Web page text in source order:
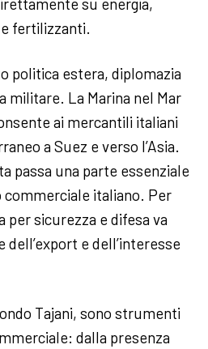
fertilizzanti.
politica estera, diplomazia
militare. La Marina nel Mar
ai mercantili italiani
a Suez e verso l’Asia.
passa una parte essenziale
italiano. Per
per sicurezza e difesa va
e dell’interesse
Tajani, sono strumenti
dalla presenza